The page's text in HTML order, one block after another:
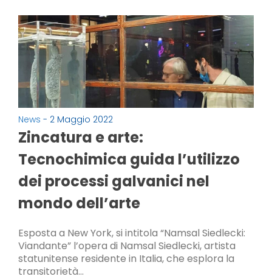
News - 2 Maggio 2022
Zincatura e arte:
Tecnochimica guida l’utilizzo
dei processi galvanici nel
mondo dell’arte
Esposta a New York, si intitola “Namsal Siedlecki:
Viandante” l’opera di Namsal Siedlecki, artista
statunitense residente in Italia, che esplora la
transitorietà…